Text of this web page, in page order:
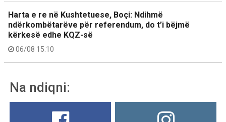
Harta e re në Kushtetuese, Boçi: Ndihmë
ndërkombëtarëve për referendum, do t’i bëjmë
kërkesë edhe KQZ-së
06/08 15:10
Na ndiqni: